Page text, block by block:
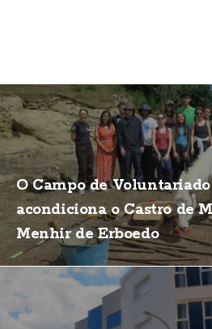
O Campo de
acondiciona o Castro de
Menhir de Erboedo